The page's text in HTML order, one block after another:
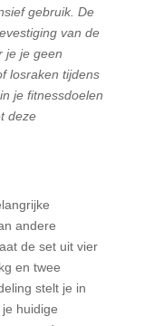
gebruik. De
van de
je je geen
losraken tijdens
je fitnessdoelen
deze
andere
de set uit vier
en twee
stelt je in
huidige